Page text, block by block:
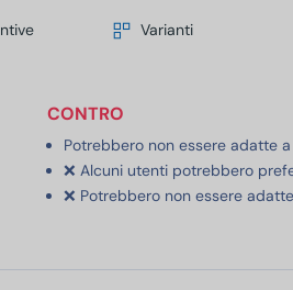
Varianti
CONTRO
Potrebbero non essere adatte
❌ Alcuni utenti potrebbero
❌ Potrebbero non essere